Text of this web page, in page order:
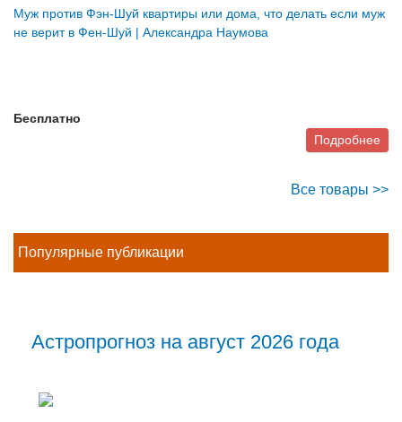
Муж против Фэн-Шуй квартиры или дома, что делать если муж
не верит в Фен-Шуй | Александра Наумова
Бесплатно
Подробнее
Все товары >>
Популярные публикации
Астропрогноз на август 2026 года